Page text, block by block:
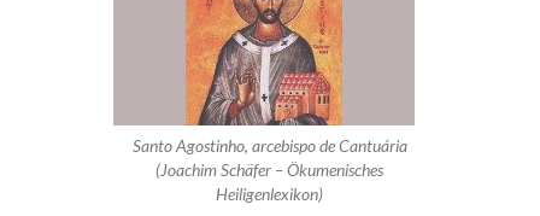
Santo Agostinho, arcebispo de Cantuária
(Joachim Schäfer – Ökumenisches
Heiligenlexikon)